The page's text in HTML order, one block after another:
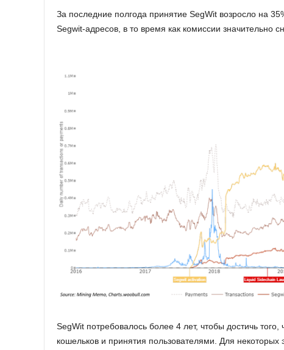
За последние полгода принятие SegWit возросло на
Segwit-адресов, в то время как комиссии значительно
SegWit потребовалось более 4 лет, чтобы достичь
кошельков и принятия пользователями. Для некоторых